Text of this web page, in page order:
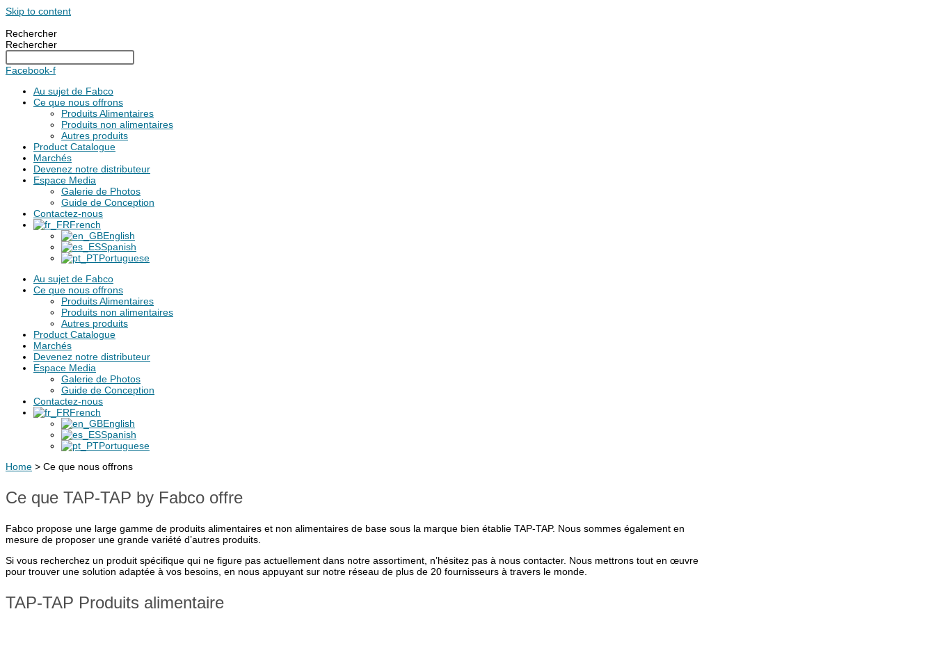
Skip to content
Rechercher
Rechercher
Facebook-f
Au sujet de Fabco
Ce que nous offrons
Produits Alimentaires
Produits non alimentaires
Autres produits
Product Catalogue
Marchés
Devenez notre distributeur
Espace Media
Galerie de Photos
Guide de Conception
Contactez-nous
French
English
Spanish
Portuguese
Au sujet de Fabco
Ce que nous offrons
Produits Alimentaires
Produits non alimentaires
Autres produits
Product Catalogue
Marchés
Devenez notre distributeur
Espace Media
Galerie de Photos
Guide de Conception
Contactez-nous
French
English
Spanish
Portuguese
Home > Ce que nous offrons
Ce que TAP-TAP by Fabco offre
Fabco propose une large gamme de produits alimentaires et non alimentaires de base sous la marque bien établie TAP-TAP. Nous sommes également en
mesure de proposer une grande variété d’autres produits.
Si vous recherchez un produit spécifique qui ne figure pas actuellement dans notre assortiment, n’hésitez pas à nous contacter. Nous mettrons tout en œuvre
pour trouver une solution adaptée à vos besoins, en nous appuyant sur notre réseau de plus de 20 fournisseurs à travers le monde.
TAP-TAP Produits alimentaire